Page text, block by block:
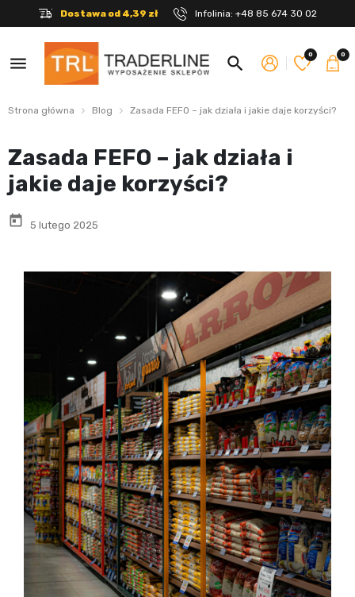
Dostawa od 4,39 zł Infolinia: +48 85 674 30 02
menu search 0 0
Strona główna Blog Zasada FEFO – jak działa i jakie daje korzyści?
Zasada FEFO – jak działa i
jakie daje korzyści?
today 5 lutego 2025